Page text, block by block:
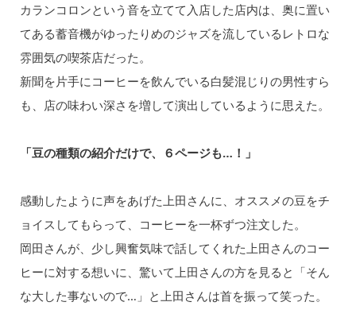
カランコロンという音を立てて入店した店内は、奥に置い
てある蓄音機がゆったりめのジャズを流しているレトロな
雰囲気の喫茶店だった。
新聞を片手にコーヒーを飲んでいる白髪混じりの男性すら
も、店の味わい深さを増して演出しているように思えた。
「豆の種類の紹介だけで、６ページも…！」
感動したように声をあげた上田さんに、オススメの豆をチ
ョイスしてもらって、コーヒーを一杯ずつ注文した。
岡田さんが、少し興奮気味で話してくれた上田さんのコー
ヒーに対する想いに、驚いて上田さんの方を見ると「そん
な大した事ないので…」と上田さんは首を振って笑った。